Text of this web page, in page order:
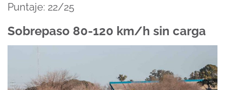
Puntaje: 22/25
Sobrepaso 80-120 km/h sin carga